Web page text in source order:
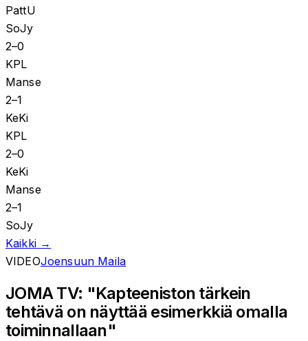
PattU
SoJy
2–0
KPL
Manse
2–1
KeKi
KPL
2–0
KeKi
Manse
2–1
SoJy
Kaikki →
VIDEOJoensuun Maila
JOMA TV: "Kapteeniston tärkein
tehtävä on näyttää esimerkkiä omalla
toiminnallaan"